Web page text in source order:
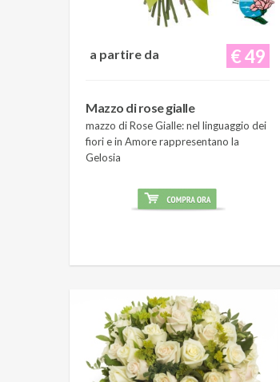
€ 49
a partire da
Mazzo di rose gialle
mazzo di Rose Gialle: nel linguaggio dei
fiori e in Amore rappresentano la
Gelosia